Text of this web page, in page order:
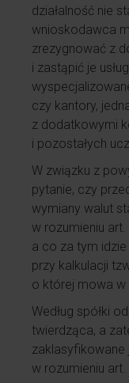
działalność nie
wnioskodawca
zrezygnować z
i zastąpić je
czy kantory,
z dodatkowymi
i pozostałych
W związku z
pytanie, czy
wymiany walut
w rozumieniu
a co za tym
przy kalkulacji
o której mowa w
Według spółki
twierdząca, a
w rozumieniu